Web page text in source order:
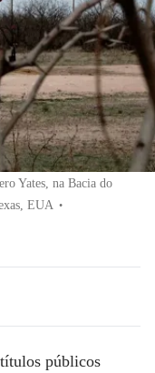
Yates, na Bacia do
EUA •
públicos